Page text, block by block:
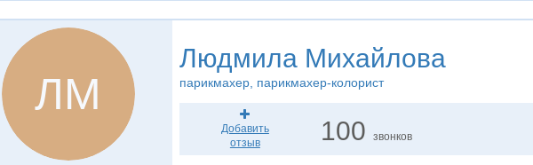
ЛМ
Людмила Михайлова
парикмахер, парикмахер-колорист
Добавить
отзыв
100звонков